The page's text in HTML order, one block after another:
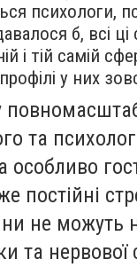
психологи,
б, всі ці
і тій самій
у них
та
особливо
постійні
не можуть
та нервової